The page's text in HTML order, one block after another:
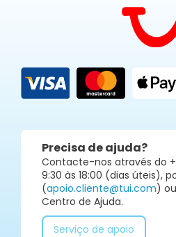
Precisa de ajuda?
Contacte-nos através do
9:30 às 18:00 (dias úteis),
(apoio.cliente@tui.com)
Centro de Ajuda.
Serviço de apoio